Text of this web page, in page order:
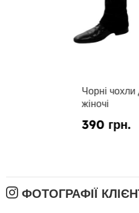
Чорні чохли
жіночі
390 грн.
ФОТОГРАФІЇ